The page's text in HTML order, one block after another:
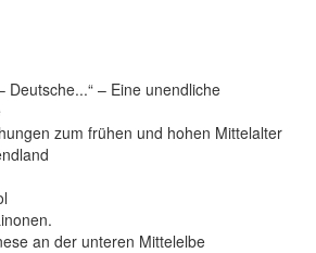
Deutsche...“ – Eine unendliche
zum frühen und hohen Mittelalter
an der unteren Mittelelbe